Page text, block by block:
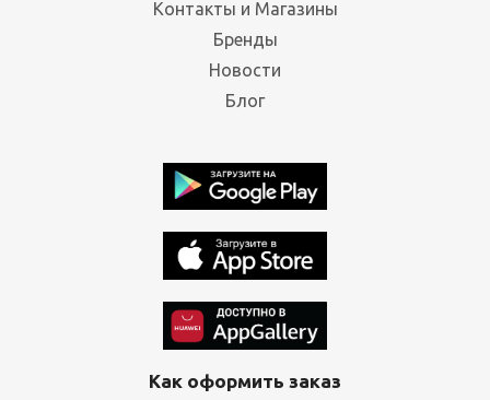
Контакты и Магазины
Бренды
Новости
Блог
Как оформить заказ